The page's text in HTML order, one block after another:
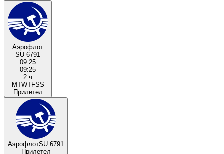
Аэрофлот
SU 6791
09:25
09:25
2 ч
MTWTFSS
Прилетел
АэрофлотSU 6791
Прилетел